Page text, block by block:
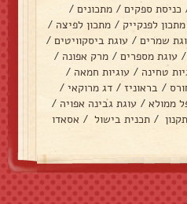
כניסת ספקים / מתכונים /
מתכון לפנקייק / מתכון לפיצה /
שמרים / עוגת ביסקוויטים /
/ עוגת מספרים / מרק אפונה /
טחינה / עוגיות חמאה /
/ בראוניז / דג מרוקאי /
ממולא / עוגת גבינה אפויה /
/ תכנית בישול / אסאדו